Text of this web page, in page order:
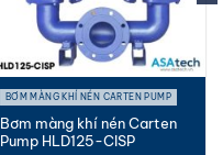
BƠM MÀNG KHÍ NÉN CARTEN PUMP
Bơm màng khí nén Carten
Pump HLD125-CISP